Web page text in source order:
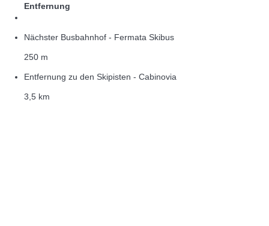
Entfernung
Nächster Busbahnhof - Fermata Skibus
250 m
Entfernung zu den Skipisten - Cabinovia
3,5 km